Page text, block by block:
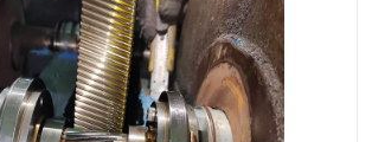
闽台富源特种陶瓷
零部件 英格索兰离心机空滤芯